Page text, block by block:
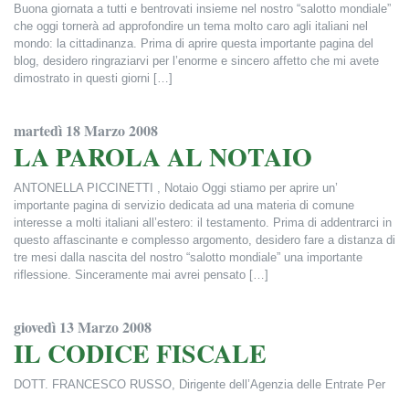
Buona giornata a tutti e bentrovati insieme nel nostro “salotto mondiale”
che oggi tornerà ad approfondire un tema molto caro agli italiani nel
mondo: la cittadinanza. Prima di aprire questa importante pagina del
blog, desidero ringraziarvi per l’enorme e sincero affetto che mi avete
dimostrato in questi giorni […]
martedì 18 Marzo 2008
LA PAROLA AL NOTAIO
ANTONELLA PICCINETTI , Notaio Oggi stiamo per aprire un’
importante pagina di servizio dedicata ad una materia di comune
interesse a molti italiani all’estero: il testamento. Prima di addentrarci in
questo affascinante e complesso argomento, desidero fare a distanza di
tre mesi dalla nascita del nostro “salotto mondiale” una importante
riflessione. Sinceramente mai avrei pensato […]
giovedì 13 Marzo 2008
IL CODICE FISCALE
DOTT. FRANCESCO RUSSO, Dirigente dell’Agenzia delle Entrate Per